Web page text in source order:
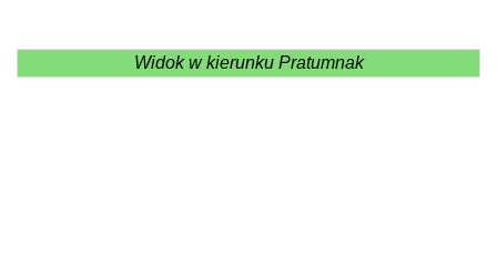
Widok w kierunku Pratumnak